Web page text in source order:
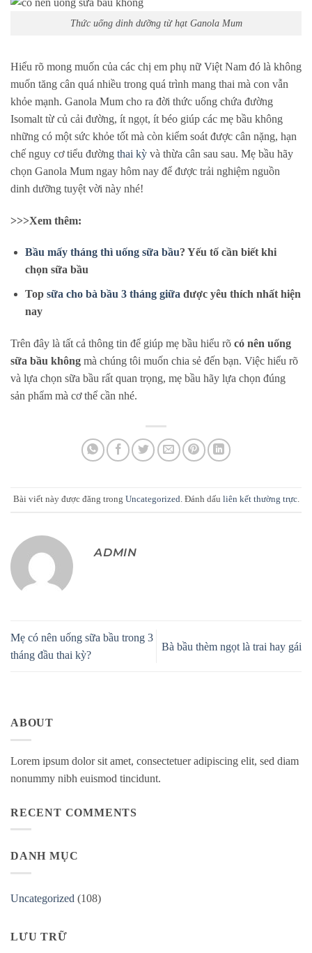
Thức uống dinh dưỡng từ hạt Ganola Mum
Hiểu rõ mong muốn của các chị em phụ nữ Việt Nam đó là không
muốn tăng cân quá nhiều trong quá trình mang thai mà con vẫn
khỏe mạnh. Ganola Mum cho ra đời thức uống chứa đường
Isomalt từ củ cải đường, ít ngọt, ít béo giúp các mẹ bầu không
những có một sức khỏe tốt mà còn kiểm soát được cân nặng, hạn
chế nguy cơ tiểu đường thai kỳ và thừa cân sau sau. Mẹ bầu hãy
chọn Ganola Mum ngay hôm nay để được trải nghiệm nguồn
dinh dưỡng tuyệt vời này nhé!
>>>Xem thêm:
Bầu mấy tháng thì uống sữa bầu? Yếu tố cần biết khi
chọn sữa bầu
Top sữa cho bà bầu 3 tháng giữa được yêu thích nhất hiện
nay
Trên đây là tất cả thông tin để giúp mẹ bầu hiểu rõ có nên uống
sữa bầu không mà chúng tôi muốn chia sẻ đến bạn. Việc hiểu rõ
và lựa chọn sữa bầu rất quan trọng, mẹ bầu hãy lựa chọn đúng
sản phẩm mà cơ thể cần nhé.
Bài viết này được đăng trong Uncategorized. Đánh dấu liên kết thường trực.
ADMIN
Mẹ có nên uống sữa bầu trong 3
tháng đầu thai kỳ?
Bà bầu thèm ngọt là trai hay gái
ABOUT
Lorem ipsum dolor sit amet, consectetuer adipiscing elit, sed diam
nonummy nibh euismod tincidunt.
RECENT COMMENTS
DANH MỤC
Uncategorized (108)
LƯU TRỮ